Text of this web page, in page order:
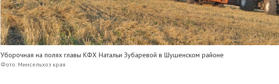
Уборочная на полях главы КФХ Натальи Зубаревой в Шушенском районе
Фото: Минсельхоз края